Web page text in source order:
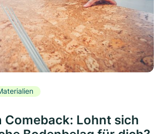
Comeback: Lohnt sich